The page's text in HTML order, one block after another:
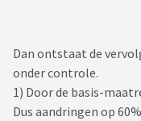
Dan ontstaat de
onder controle.
1) Door de basis-
Dus aandringen op